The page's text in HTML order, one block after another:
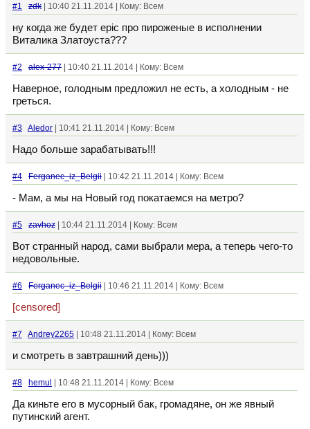
#1 zdk | 10:40 21.11.2014 | Кому: Всем
ну когда же будет epic про пироженые в исполнении
Виталика Златоуста???
#2 alex-277 | 10:40 21.11.2014 | Кому: Всем
Наверное, голодным предложил не есть, а холодным - не
греться.
#3 Aledor | 10:41 21.11.2014 | Кому: Всем
Надо больше зарабатывать!!!
#4 Ferganec_iz_Belgii | 10:42 21.11.2014 | Кому: Всем
- Мам, а мы на Новый год покатаемся на метро?
#5 zavhoz | 10:44 21.11.2014 | Кому: Всем
Вот странный народ, сами выбрали мера, а теперь чего-то
недовольные.
#6 Ferganec_iz_Belgii | 10:46 21.11.2014 | Кому: Всем
[censored]
#7 Andrey2265 | 10:48 21.11.2014 | Кому: Всем
и смотреть в завтрашний день)))
#8 hemul | 10:48 21.11.2014 | Кому: Всем
Да киньте его в мусорный бак, громадяне, он же явный
путинский агент.